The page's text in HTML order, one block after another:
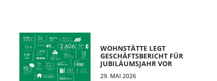
WOHNSTÄTTE LEGT
GESCHÄFTSBERICHT FÜR
JUBILÄUMSJAHR VOR
29. MAI 2026